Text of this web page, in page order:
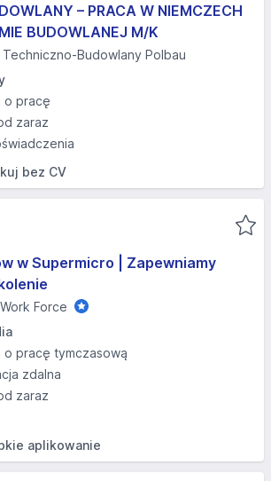
– PRACA W NIEMCZECH
BUDOWLANEJ M/K
Techniczno-Budowlany Polbau
o pracę
zaraz
bez CV
w Supermicro | Zapewniamy
Force
o pracę tymczasową
zdalna
zaraz
aplikowanie